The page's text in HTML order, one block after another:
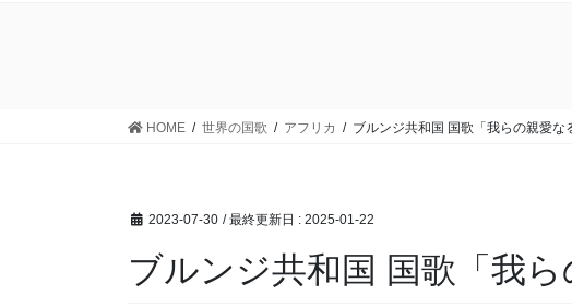
HOME 世界の国歌 アフリカ ブルンジ共和国 国歌「我らの親愛な
2023-07-30 / 最終更新日 : 2025-01-22
ブルンジ共和国 国歌「我ら